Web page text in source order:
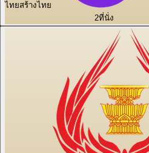
ไทยสร้างไทย
2ที่นั่ง